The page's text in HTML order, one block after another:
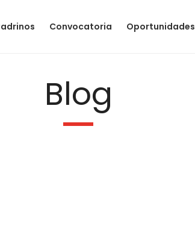
Convocatoria Oportunidades
Blog